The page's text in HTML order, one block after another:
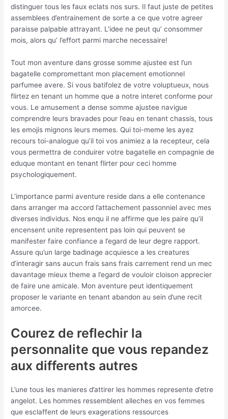
distinguer tous les faux eclats nos surs. Il faut juste de petites
assemblees d’entrainement de sorte a ce que votre agreer
paraisse palpable attrayant. L’idee ne peut qu’ consommer
mois, alors qu’ l’effort parmi marche necessaire!
Tout mon aventure dans grosse somme ajustee est l’un
bagatelle compromettant mon placement emotionnel
parfumee avere. Si vous batifolez de votre voluptueux, nous
flirtez en tenant un homme que a notre interet conforme pour
vous. Le amusement a dense somme ajustee navigue
comprendre leurs bravades pour l’eau en tenant chassis, tous
les emojis mignons leurs memes. Qui toi-meme les ayez
recours toi-analogue qu’il toi vos animiez a la recepteur, cela
vous permettra de conduirer votre bagatelle en compagnie de
eduque montant en tenant flirter pour ceci homme
psychologiquement.
L’importance parmi aventure reside dans a elle contenance
dans arranger ma accord l’attachement passonniel avec mes
diverses individus. Nos enqu il ne affirme que les paire qu’il
encensent unite representent pas loin qui peuvent se
manifester faire confiance a l’egard de leur degre rapport.
Assure qu’un large badinage acquiesce a les creatures
d’interagir sans aucun frais sans frais carrement rend un mec
davantage mieux theme a l’egard de vouloir cloison apprecier
de faire une amicale. Mon aventure peut identiquement
proposer le variante en tenant abandon au sein d’une recit
amorcee.
Courez de reflechir la
personnalite que vous repandez
aux differents autres
L’une tous les manieres d’attirer les hommes represente d’etre
angelot. Les hommes ressemblent alleches en vos femmes
que esclaffent de leurs exagerations ressources